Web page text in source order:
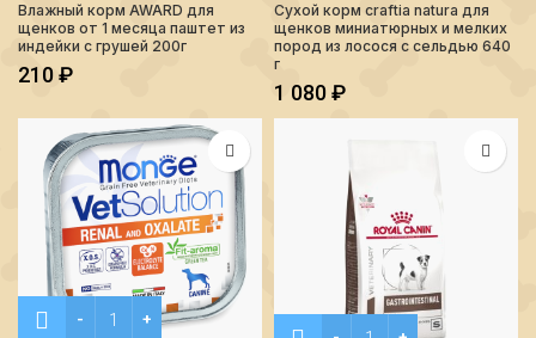
Влажный корм AWARD для
щенков от 1 месяца паштет из
индейки с грушей 200г
210₽
Сухой корм craftia natura для
щенков миниатюрных и мелких
пород из лосося с сельдью 640
г
1 080₽
Количество Диетический корм Monge VetSolution Dog
Количество